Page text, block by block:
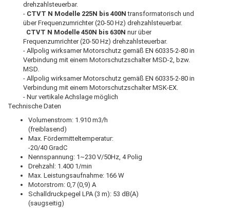
drehzahlsteuerbar.
- CTVT N Modelle 225N bis 400Ntransformatorisch und
über Frequenzumrichter (20-50 Hz) drehzahlsteuerbar.
CTVT N Modelle 450N bis 630N nur über
Frequenzumrichter (20-50 Hz) drehzahlsteuerbar.
- Allpolig wirksamer Motorschutz gemäß EN 60335-2-80 in
Verbindung mit einem Motorschutzschalter MSD-2, bzw.
MSD.
- Allpolig wirksamer Motorschutz gemäß EN 60335-2-80 in
Verbindung mit einem Motorschutzschalter MSK-EX.
- Nur vertikale Achslage möglich
Technische Daten
Volumenstrom: 1.910 m3/h
(freiblasend)
Max. Fördermitteltemperatur:
-20/40 GradC
Nennspannung: 1~230 V/50Hz, 4 Polig
Drehzahl: 1.400 1/min
Max. Leistungsaufnahme: 166 W
Motorstrom: 0,7 (0,9) A
Schalldruckpegel LPA (3 m): 53 dB(A)
(saugseitig)